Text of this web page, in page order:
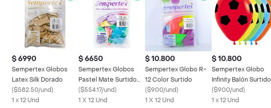
$ 6990
Sempertex Globos
Latex Silk Dorado
($582.50/und)
1 x 12 Und
$ 6650
Sempertex Globos
Pastel Mate Surtido
R-12
($554.17/und)
1 X 12 Und
$ 10.800
Sempertex Globo R-
12 Color Surtido
($900/und)
1 X 12 Und
$ 10.800
Sempertex Globo
Infinity Balón Surtido
R-12
($900/und)
1 x 12 Und